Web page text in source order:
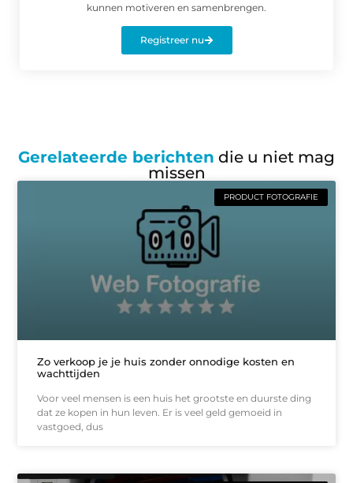
kunnen motiveren en samenbrengen.
Registreer nu
Gerelateerde berichten die u niet mag
missen
PRODUCT FOTOGRAFIE
Zo verkoop je je huis zonder onnodige kosten en
wachttijden
Voor veel mensen is een huis het grootste en duurste ding
dat ze kopen in hun leven. Er is veel geld gemoeid in
vastgoed, dus